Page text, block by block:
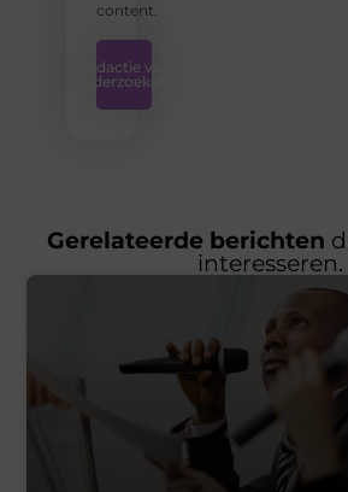
content.
Redactie van
Onderzoeksite
Gerelateerde berichten
interesseren.